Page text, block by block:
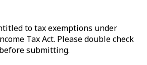
to tax exemptions under
Tax Act. Please double check
submitting.